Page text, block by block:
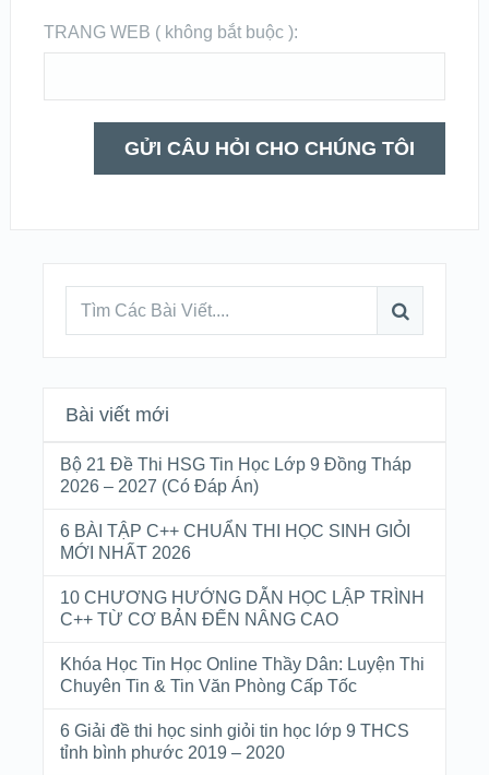
TRANG WEB ( không bắt buộc ):
Bài viết mới
Bộ 21 Đề Thi HSG Tin Học Lớp 9 Đồng Tháp
2026 – 2027 (Có Đáp Án)
6 BÀI TẬP C++ CHUẨN THI HỌC SINH GIỎI
MỚI NHẤT 2026
10 CHƯƠNG HƯỚNG DẪN HỌC LẬP TRÌNH
C++ TỪ CƠ BẢN ĐẾN NÂNG CAO
Khóa Học Tin Học Online Thầy Dân: Luyện Thi
Chuyên Tin & Tin Văn Phòng Cấp Tốc
6 Giải đề thi học sinh giỏi tin học lớp 9 THCS
tỉnh bình phước 2019 – 2020